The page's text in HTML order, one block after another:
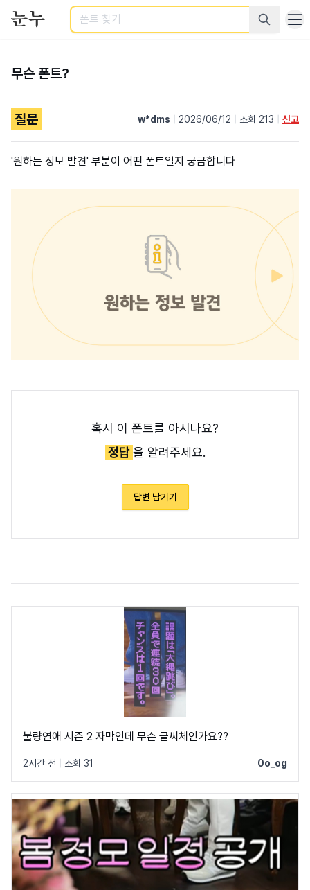
검색
무슨 폰트?
질문 w*dms 2026/06/12 조회 213 신고
'원하는 정보 발견' 부분이 어떤 폰트일지 궁금합니다
혹시 이 폰트를 아시나요?
정답을 알려주세요.
답변 남기기
불량연애 시즌 2 자막인데 무슨 글씨체인가요??
2시간 전 조회 31 0o_og